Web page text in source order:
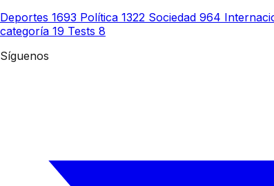
Deportes 1693 Política 1322 Sociedad 964
categoría 19 Tests 8
Síguenos